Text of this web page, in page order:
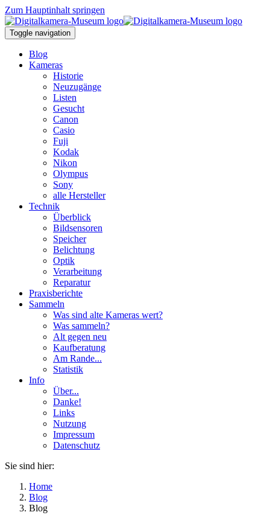
Zum Hauptinhalt springen
Toggle navigation
Blog
Kameras
Historie
Neuzugänge
Listen
Gesucht
Canon
Casio
Fuji
Kodak
Nikon
Olympus
Sony
alle Hersteller
Technik
Überblick
Bildsensoren
Speicher
Belichtung
Optik
Verarbeitung
Reparatur
Praxisberichte
Sammeln
Was sind alte Kameras wert?
Was sammeln?
Alt gegen neu
Kaufberatung
Am Rande...
Statistik
Info
Über...
Danke!
Links
Nutzung
Impressum
Datenschutz
Sie sind hier:
Home
Blog
Blog